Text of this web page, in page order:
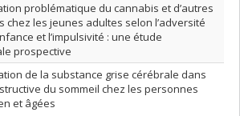
problématique du cannabis et d’autres
chez les jeunes adultes selon l’adversité
et l’impulsivité : une étude
prospective
de la substance grise cérébrale dans
du sommeil chez les personnes
et âgées